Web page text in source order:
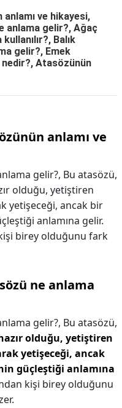
ve hikayesi,
anlama gelir?, Ağaç
Balık
gelir?, Emek
Atasözünün
anlamı ve
gelir?, Bu atasözü,
olduğu, yetiştiren
yetişeceği, ancak bir
anlamına gelir.
birey olduğunu fark
ne anlama
gelir?, Bu atasözü,
olduğu, yetiştiren
yetişeceği, ancak
güçleştiği anlamına
kişi birey olduğunu